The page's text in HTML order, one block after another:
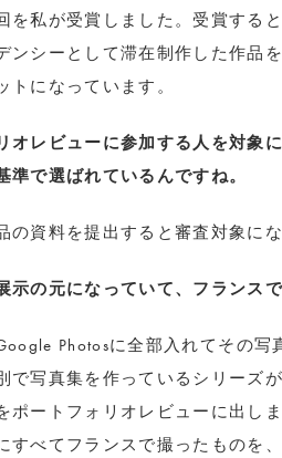
を私が受賞しました。受賞する
ンシーとして滞在制作した作品
トになっています。
レビューに参加する人を対象
準で選ばれているんですね。
の資料を提出すると審査対象にな
の元になっていて、フランス
Photosに全部入れてその
で写真集を作っているシリーズ
ポートフォリオレビューに出し
すべてフランスで撮ったものを